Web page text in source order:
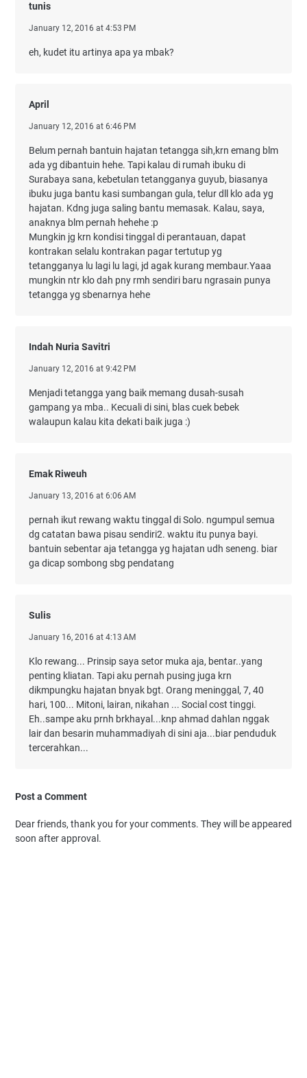
tunis
January 12, 2016 at 4:53 PM
eh, kudet itu artinya apa ya mbak?
April
January 12, 2016 at 6:46 PM
Belum pernah bantuin hajatan tetangga sih,krn emang blm
ada yg dibantuin hehe. Tapi kalau di rumah ibuku di
Surabaya sana, kebetulan tetangganya guyub, biasanya
ibuku juga bantu kasi sumbangan gula, telur dll klo ada yg
hajatan. Kdng juga saling bantu memasak. Kalau, saya,
anaknya blm pernah hehehe :p
Mungkin jg krn kondisi tinggal di perantauan, dapat
kontrakan selalu kontrakan pagar tertutup yg
tetangganya lu lagi lu lagi, jd agak kurang membaur.Yaaa
mungkin ntr klo dah pny rmh sendiri baru ngrasain punya
tetangga yg sbenarnya hehe
Indah Nuria Savitri
January 12, 2016 at 9:42 PM
Menjadi tetangga yang baik memang dusah-susah
gampang ya mba.. Kecuali di sini, blas cuek bebek
walaupun kalau kita dekati baik juga :)
Emak Riweuh
January 13, 2016 at 6:06 AM
pernah ikut rewang waktu tinggal di Solo. ngumpul semua
dg catatan bawa pisau sendiri2. waktu itu punya bayi.
bantuin sebentar aja tetangga yg hajatan udh seneng. biar
ga dicap sombong sbg pendatang
Sulis
January 16, 2016 at 4:13 AM
Klo rewang... Prinsip saya setor muka aja, bentar..yang
penting kliatan. Tapi aku pernah pusing juga krn
dikmpungku hajatan bnyak bgt. Orang meninggal, 7, 40
hari, 100... Mitoni, lairan, nikahan ... Social cost tinggi.
Eh..sampe aku prnh brkhayal...knp ahmad dahlan nggak
lair dan besarin muhammadiyah di sini aja...biar penduduk
tercerahkan...
Post a Comment
Dear friends, thank you for your comments. They will be appeared
soon after approval.